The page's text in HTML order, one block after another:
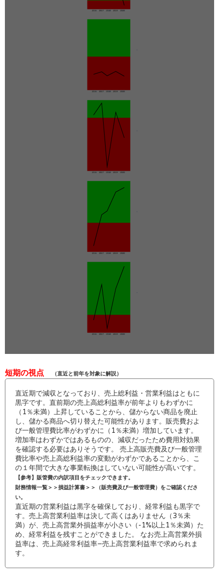
短期の視点 （直近と前年を対象に解説）
直近期で減収となっており、売上総利益・営業利益はともに
黒字です。直前期の売上高総利益率が前年よりもわずかに
（1％未満）上昇していることから、儲からない商品を廃止
し、儲かる商品へ切り替えた可能性があります。販売費およ
び一般管理費比率がわずかに（1％未満）増加しています。
増加率はわずかではあるものの、減収だったため費用対効果
を確認する必要はありそうです。 売上高販売費及び一般管理
費比率や売上高総利益率の変動がわずかであることから、こ
の１年間で大きな事業転換はしていない可能性が高いです。
【参考】販管費の内訳項目をチェックできます。
財務情報一覧＞＞損益計算書＞＞（販売費及び一般管理費）をご確認くださ
い。
直近期の営業利益は黒字を確保しており、経常利益も黒字で
す。売上高営業利益率は決して高くはありません（3％未
満）が、売上高営業外損益率が小さい（-1%以上1％未満）た
め、経常利益を残すことができました。 なお売上高営業外損
益率は、売上高経常利益率−売上高営業利益率で求められま
す。